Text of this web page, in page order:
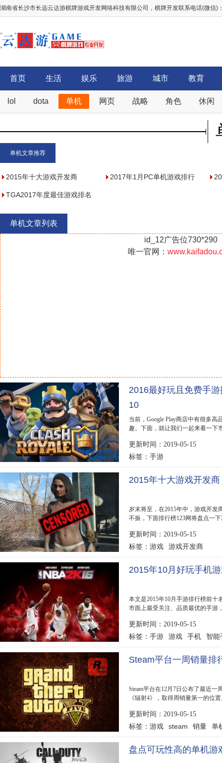
湖南省长沙市长远云达游棋牌游戏开发网络科技有限公司，棋牌开发联系电话(微信)
首页 生活 娱乐 旅游 城市 教育
lol dota 单机 网页 战略 角色 休闲
单机文章推荐
2015年十大游戏开发商 2017年1月PC单机游戏排行
TGA2017年度最佳游戏排名
top5,绝地求生:大逃杀有望夺
单机文章列表
id_12广告位730*290
唯一官网：
2016最好玩且免费手
10
当前，Google Play商店中有很多
趣。下面，就让我们一起来看一下
更新时间：2019-05-15
标签： 手游
2015年十大游戏开发商
岁末将至，在2015年中，游戏开发
不振，下面排行榜123网将盘点一
更新时间：2019-05-15
标签： 游戏 游戏开发商
2015年10月好玩手机
本文是2015年10月手游排行榜前十
市面上最受关注、品质最优的手游
更新时间：2019-05-15
标签： 手游 游戏 手机 智能
Steam平台一周销量排
Steam平台在12月7日公布了最近一
《辐射4》，取得周销量第一的位
更新时间：2019-05-15
标签： 游戏 steam 销量 单
盘点可玩性高的单机